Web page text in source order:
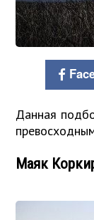
Данная
Маяк